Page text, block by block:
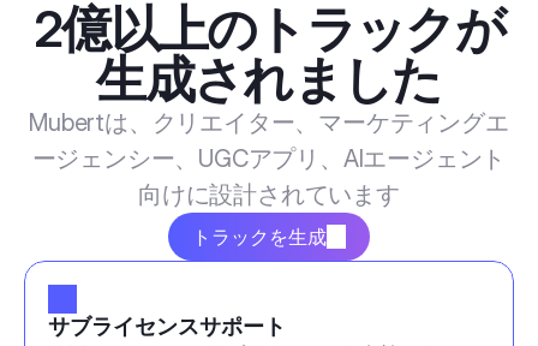
2億以上のトラックが
生成されました
Mubertは、クリエイター、マーケティングエ
ージェンシー、UGCアプリ、AIエージェント
向けに設計されています
トラックを生成
サブライセンスサポート